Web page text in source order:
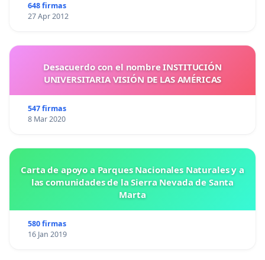
648 firmas
27 Apr 2012
Desacuerdo con el nombre INSTITUCIÓN
UNIVERSITARIA VISIÓN DE LAS AMÉRICAS
547 firmas
8 Mar 2020
Carta de apoyo a Parques Nacionales Naturales y a
las comunidades de la Sierra Nevada de Santa
Marta
580 firmas
16 Jan 2019